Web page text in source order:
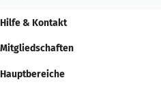
Hilfe & Kontakt
Mitgliedschaften
Hauptbereiche